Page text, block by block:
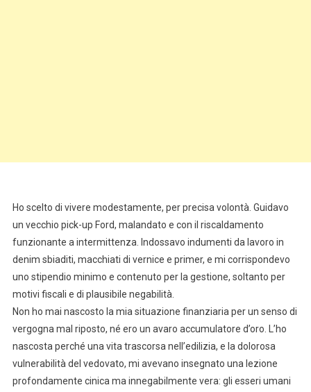
Ho scelto di vivere modestamente, per precisa volontà. Guidavo
un vecchio pick-up Ford, malandato e con il riscaldamento
funzionante a intermittenza. Indossavo indumenti da lavoro in
denim sbiaditi, macchiati di vernice e primer, e mi corrispondevo
uno stipendio minimo e contenuto per la gestione, soltanto per
motivi fiscali e di plausibile negabilità.
Non ho mai nascosto la mia situazione finanziaria per un senso di
vergogna mal riposto, né ero un avaro accumulatore d’oro. L’ho
nascosta perché una vita trascorsa nell’edilizia, e la dolorosa
vulnerabilità del vedovato, mi avevano insegnato una lezione
profondamente cinica ma innegabilmente vera: gli esseri umani